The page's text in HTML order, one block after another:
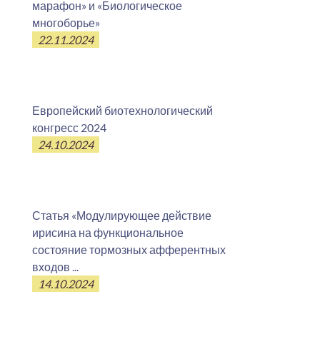
марафон» и «Биологическое
многоборье»
22.11.2024
Европейский биотехнологический
конгресс 2024
24.10.2024
Статья «Модулирующее действие
ирисина на функциональное
состояние тормозных афферентных
входов ...
14.10.2024